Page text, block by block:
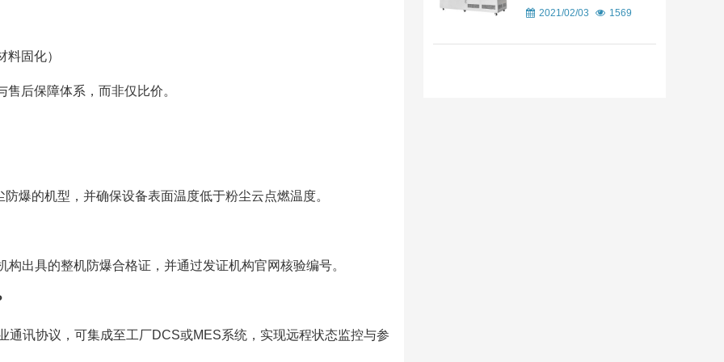
固化）
后保障体系，而非仅比价。
爆的机型，并确保设备表面温度低于粉尘云点燃温度。
出具的整机防爆合格证，并通过发证机构官网核验编号。
讯协议，可集成至工厂DCS或MES系统，实现远程状态监控与参
2021/02/03 1569